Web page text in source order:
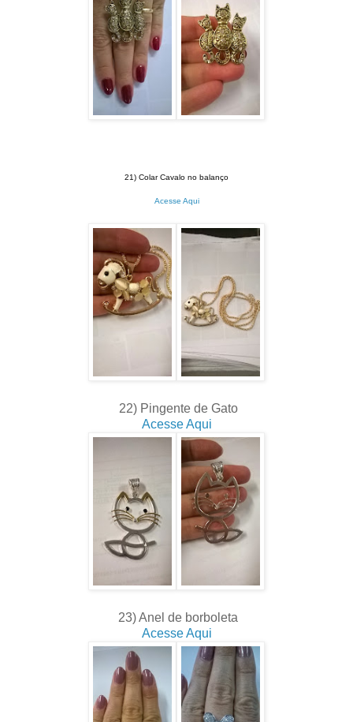
21) Colar Cavalo no balanço
Acesse Aqui
22) Pingente de Gato
Acesse Aqui
23) Anel de borboleta
Acesse Aqui